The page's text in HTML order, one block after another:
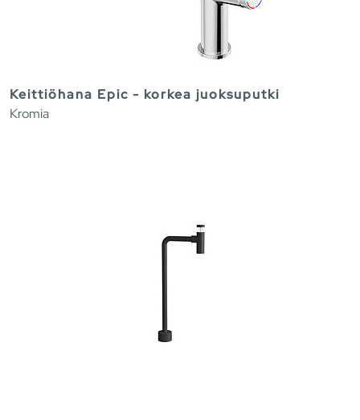
Keittiöhana Epic - korkea juoksuputki
Kromia